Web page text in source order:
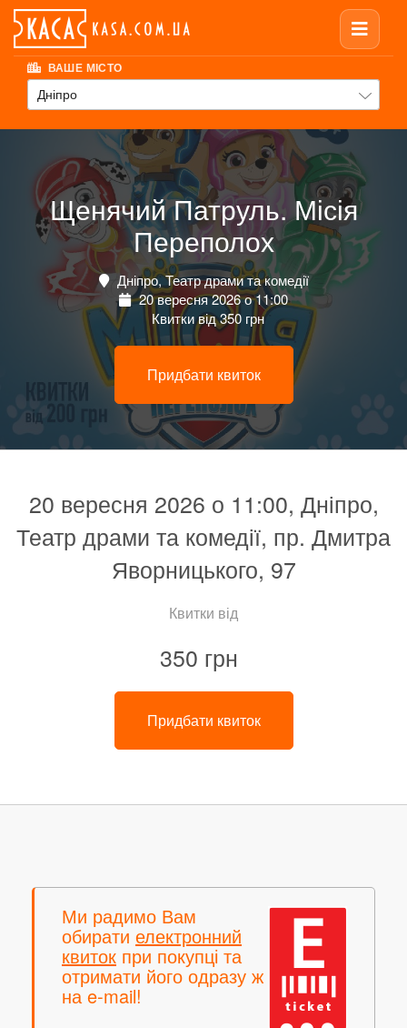
ВАШЕ МІСТО
Дніпро
Щенячий Патруль. Місія
Переполох
Дніпро, Театр драми та комедії
20 вересня 2026 о 11:00
Квитки від 350 грн
Придбати квиток
20 вересня 2026 о 11:00, Дніпро,
Театр драми та комедії, пр. Дмитра
Яворницького, 97
Квитки від
350 грн
Придбати квиток
Ми радимо Вам
обирати електронний
квиток при покупці та
отримати його одразу ж
на e-mail!